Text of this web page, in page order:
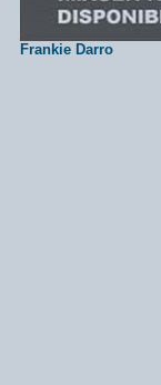
Frankie Darro